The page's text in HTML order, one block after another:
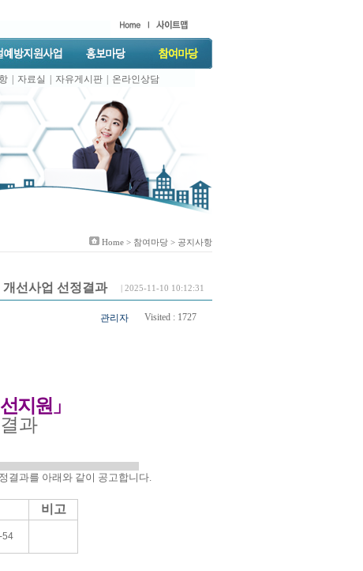
자료실 자유게시판 온라인상담
Home > 참여마당 > 공지사항
선사업 선정결과 | 2025-11-10 10:12:31
관리자 Visited : 1727
지원 」
과
결과를 아래와 같이 공고합니다.
비고
54